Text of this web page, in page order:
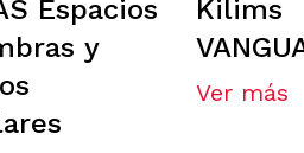
Espacios
y
Kilims
Ver más